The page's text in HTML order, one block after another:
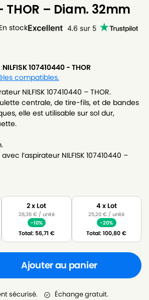
THOR – Diam. 32mm
En stock
NILFISK 107410440 - THOR
compatibles.
NILFISK 107410440 – THOR.
centrale, de tire-fils, et de bandes
elle est utilisable sur sol dur,
l’aspirateur NILFISK 107410440 –
2 x Lot
28,36 €/ unité
-10%
Total: 56,71 €
4 x Lot
25,20€ / unité
-20%
Total:100,80€
Ajouter au panier
sécurisé. Échange gratuit.